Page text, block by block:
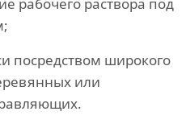
рабочего раствора под
посредством широкого
или